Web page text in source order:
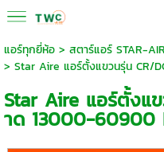
แอร์ทุกยี่ห้อ> สตาร์แอร์ STAR-
> Star Aire แอร์ตั้งแขวนรุ่น CR/
Star Aire แอร์ตั้งแ
าด 13000-60900